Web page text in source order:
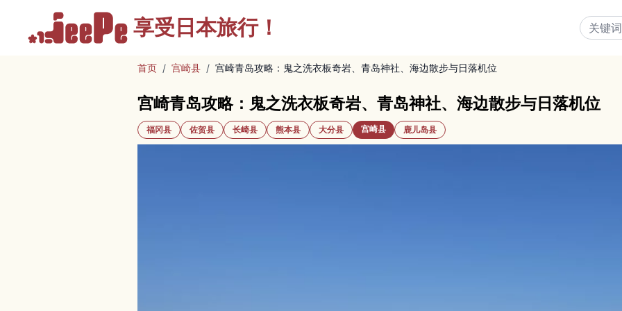
享受 日本旅行！
首页 / 宫崎县 / 宫崎青岛攻略：鬼之洗衣板奇岩、青岛神社、海边散步与日落机位
宫崎青岛攻略：鬼之洗衣板奇岩、青岛神社、海边散步与日落机位
福冈县 佐贺县 长崎县 熊本县 大分县 宫崎县 鹿儿岛县